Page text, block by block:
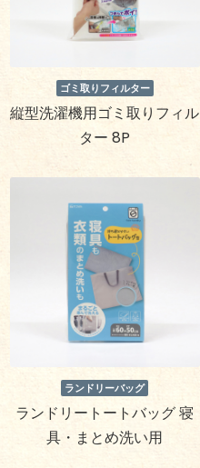
ゴミ取りフィルター
縦型洗濯機用ゴミ取りフィル
ター 8P
ランドリーバッグ
ランドリートートバッグ 寝
具・まとめ洗い用